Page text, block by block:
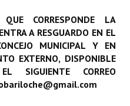
CORRESPONDE LA
A RESGUARDO EN EL
MUNICIPAL Y EN
EXTERNO, DISPONIBLE
SIGUIENTE CORREO